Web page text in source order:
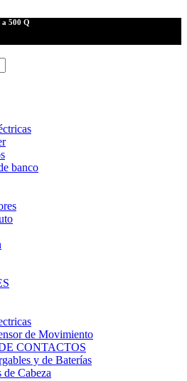
a 500 Q
banco
de Movimiento
CONTACTOS
y de Baterías
Cabeza